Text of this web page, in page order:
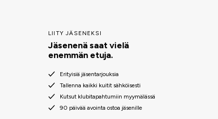
LIITY JÄSENEKSI
Jäsenenä saat vielä
enemmän etuja.
Erityisiä jäsentarjouksia
Tallenna kaikki kuitit sähköisesti
Kutsut klubitapahtumiin myymälässä
90 päivää avointa ostoa jäsenille